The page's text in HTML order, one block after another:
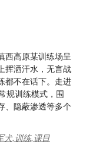
西高原某训练场呈
挥洒汗水，无言战
都不在话下。走进
规训练模式，围
、隐蔽渗透等多个
犬,训练,课目